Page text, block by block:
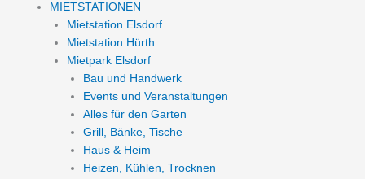
MIETSTATIONEN
Mietstation Elsdorf
Mietstation Hürth
Mietpark Elsdorf
Bau und Handwerk
Events und Veranstaltungen
Alles für den Garten
Grill, Bänke, Tische
Haus & Heim
Heizen, Kühlen, Trocknen